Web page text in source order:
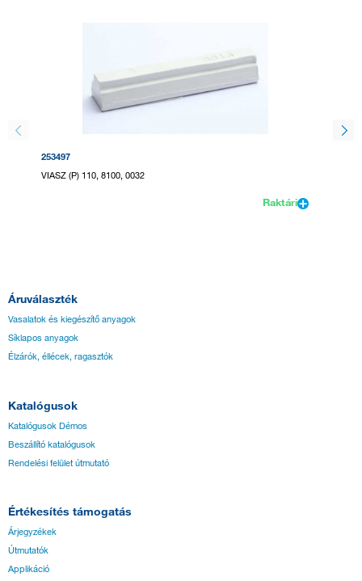
253497
VIASZ (P) 110, 8100, 0032
Raktári
Áruválaszték
Vasalatok és kiegészítő anyagok
Síklapos anyagok
Élzárók, éllécek, ragasztók
Katalógusok
Katalógusok Démos
Beszállító katalógusok
Rendelési felület útmutató
Értékesítés támogatás
Árjegyzékek
Útmutatók
Applikáció